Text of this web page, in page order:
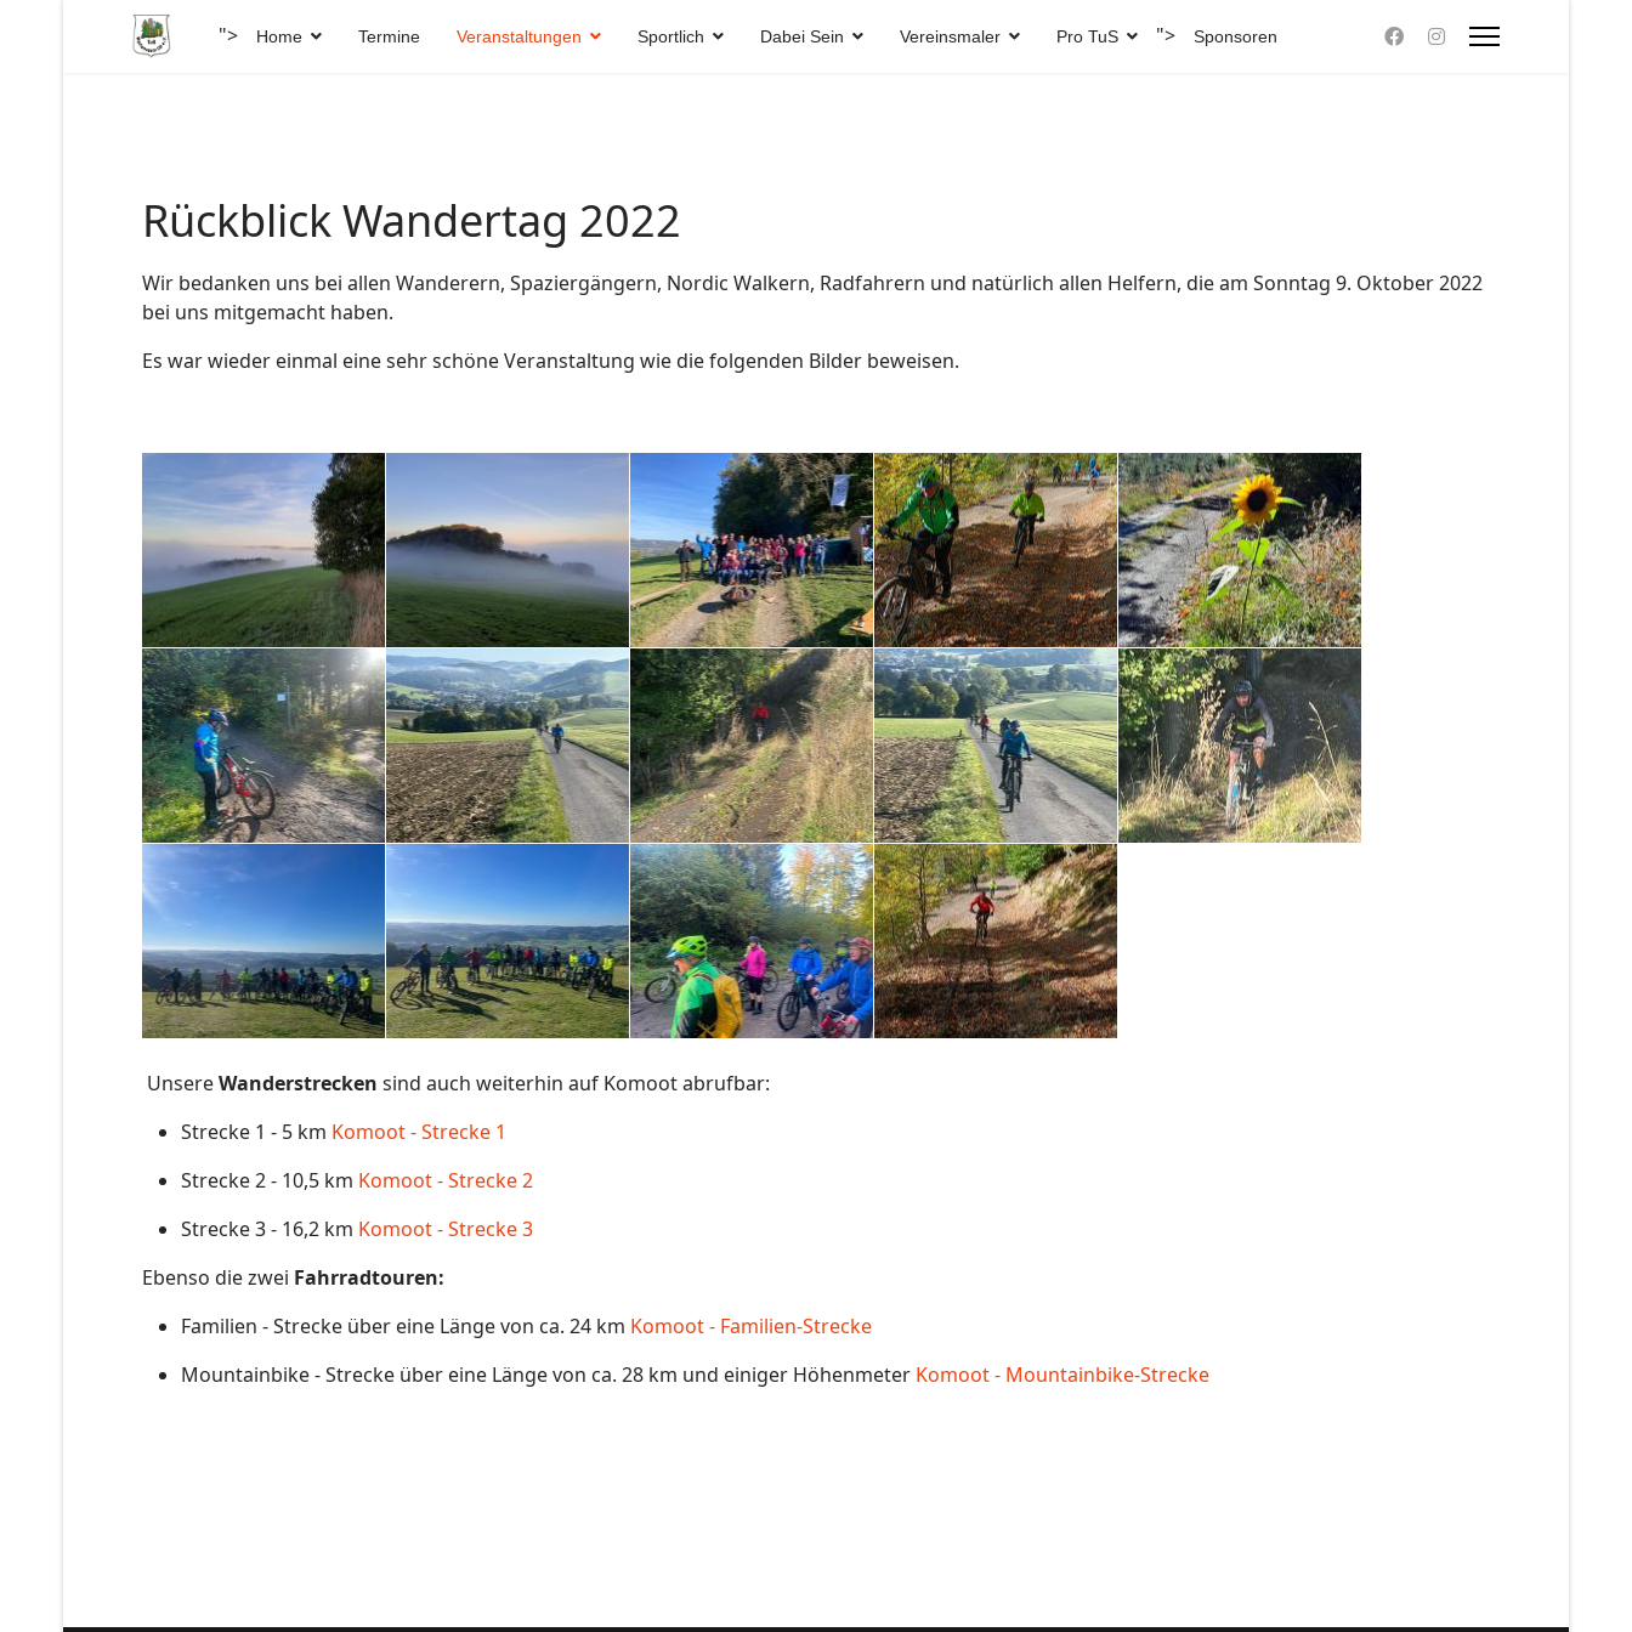
"> Home Termine Veranstaltungen Sportlich Dabei Sein Vereinsmaler Pro TuS "> Sponsoren
Rückblick Wandertag 2022
Wir bedanken uns bei allen Wanderern, Spaziergängern, Nordic Walkern, Radfahrern und natürlich allen Helfern, die am Sonntag 9. Oktober 2022
bei uns mitgemacht haben.
Es war wieder einmal eine sehr schöne Veranstaltung wie die folgenden Bilder beweisen.
UnsereWanderstrecken sind auch weiterhin auf Komoot abrufbar:
Strecke 1 - 5 km Komoot - Strecke 1
Strecke 2 - 10,5 km Komoot - Strecke 2
Strecke 3 - 16,2 km Komoot - Strecke 3
Ebenso die zwei Fahrradtouren:
Familien - Strecke über eine Länge von ca. 24 km Komoot - Familien-Strecke
Mountainbike - Strecke über eine Länge von ca. 28 km und einiger Höhenmeter Komoot - Mountainbike-Strecke